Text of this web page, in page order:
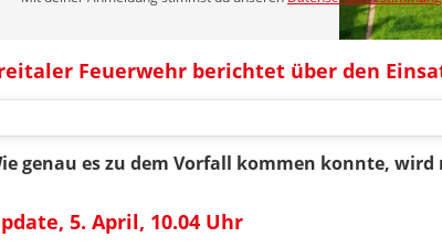
Feuerwehr berichtet über den
genau es zu dem Vorfall kommen konnte,
5. April, 10.04 Uhr